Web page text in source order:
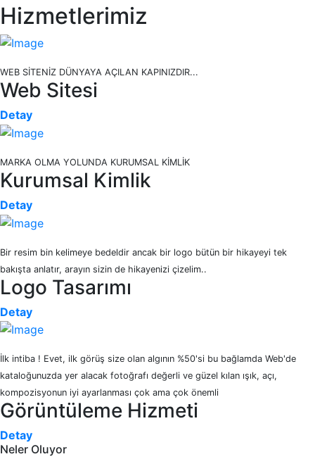
Hizmetlerimiz
WEB SİTENİZ DÜNYAYA AÇILAN KAPINIZDIR...
Web Sitesi
Detay
MARKA OLMA YOLUNDA KURUMSAL KİMLİK
Kurumsal Kimlik
Detay
Bir resim bin kelimeye bedeldir ancak bir logo bütün bir hikayeyi tek
bakışta anlatır, arayın sizin de hikayenizi çizelim..
Logo Tasarımı
Detay
İlk intiba ! Evet, ilk görüş size olan algının %50'si bu bağlamda Web'de
kataloğunuzda yer alacak fotoğrafı değerli ve güzel kılan ışık, açı,
kompozisyonun iyi ayarlanması çok ama çok önemli
Görüntüleme Hizmeti
Detay
Neler Oluyor